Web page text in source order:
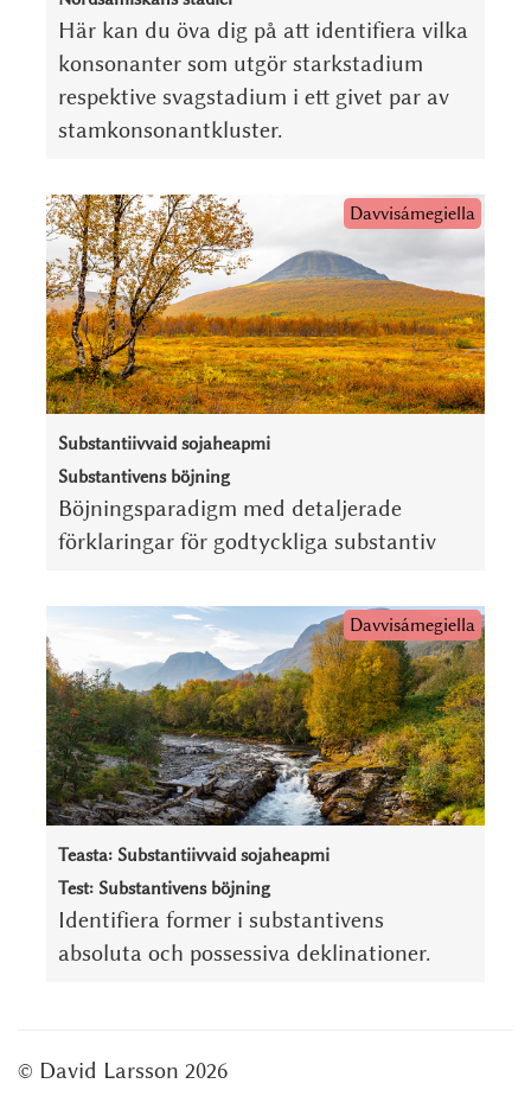
Här kan du öva dig på att iden­ti­fiera vilka
kon­so­nan­ter som utgör stark­stadium
respektive svag­stadium i ett givet par av
stam­kon­so­nant­kluster.
Davvisámegiella
Substantiivvaid sojaheapmi
Substantivens böjning
Böjningsparadigm med detaljerade
förklaringar för godtyckliga substantiv
Davvisámegiella
Teasta: Substantiivvaid sojaheapmi
Test: Substantivens böjning
Identifiera former i substantivens
absoluta och possessiva deklinationer.
© David Larsson 2026